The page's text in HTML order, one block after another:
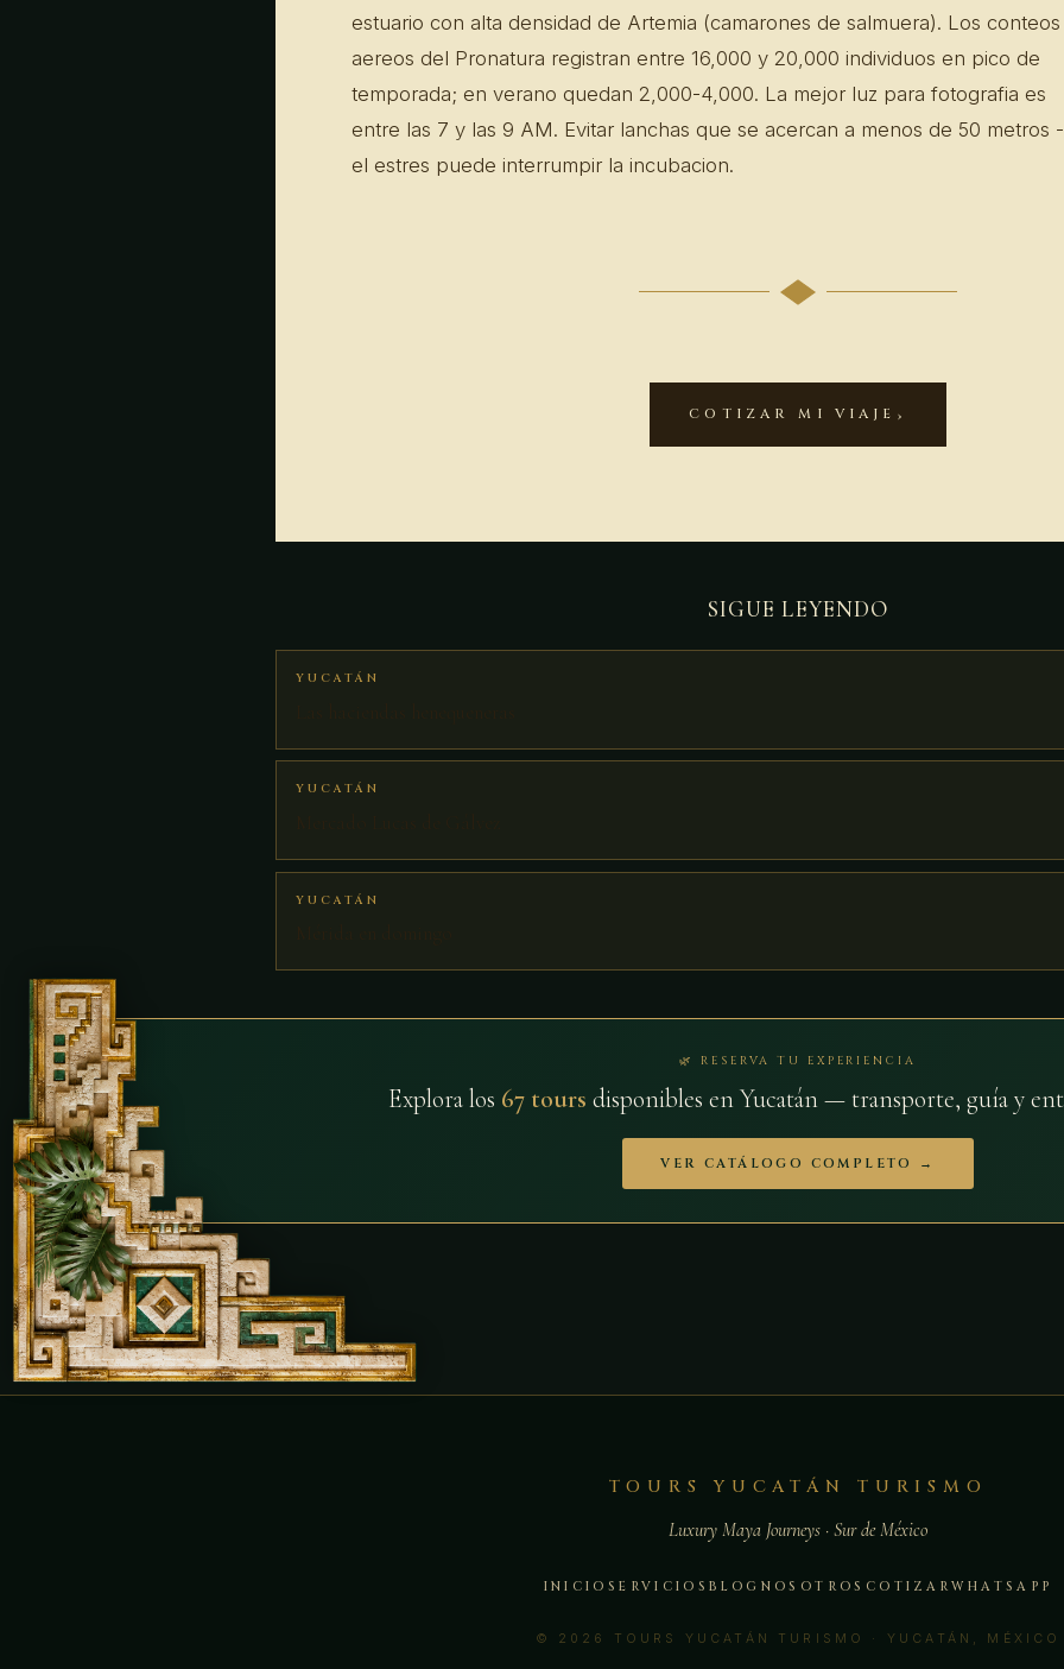
estuario con alta densidad de Artemia (camarones de salmuera). Los conteos
aereos del Pronatura registran entre 16,000 y 20,000 individuos en pico de
temporada; en verano quedan 2,000-4,000. La mejor luz para fotografia es
entre las 7 y las 9 AM. Evitar lanchas que se acercan a menos de 50 metros
el estres puede interrumpir la incubacion.
COTIZAR MI VIAJE
SIGUE LEYENDO
YUCATÁN
YUCATÁN
YUCATÁN
🌿 RESERVA TU EXPERIENCIA
Explora los 67 tours disponibles en Yucatán — transporte, guía y
VER CATÁLOGO COMPLETO →
TOURS YUCATÁN TURISMO
Luxury Maya Journeys · Sur de México
INICIO SERVICIOSBLOG NOSOTROS COTIZARWHATSAPP
© 2026 TOURS YUCATÁN TURISMO · YUCATÁN, MÉXICO